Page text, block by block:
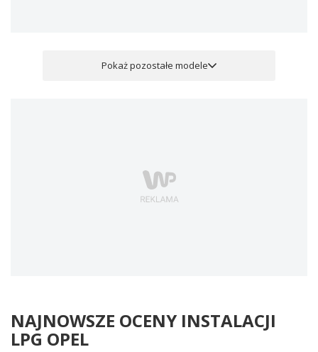
Pokaż pozostałe modele
NAJNOWSZE OCENY INSTALACJI
LPG OPEL